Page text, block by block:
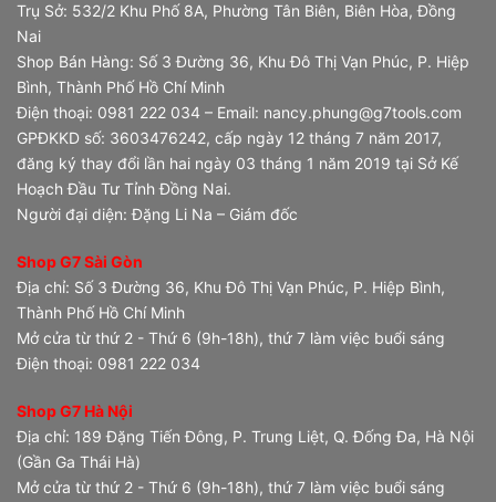
Trụ Sở: 532/2 Khu Phố 8A, Phường Tân Biên, Biên Hòa, Đồng
Nai
Shop Bán Hàng: Số 3 Đường 36, Khu Đô Thị Vạn Phúc, P. Hiệp
Bình, Thành Phố Hồ Chí Minh
Điện thoại: 0981 222 034 – Email: nancy.phung@g7tools.com
GPĐKKD số: 3603476242, cấp ngày 12 tháng 7 năm 2017,
đăng ký thay đổi lần hai ngày 03 tháng 1 năm 2019 tại Sở Kế
Hoạch Đầu Tư Tỉnh Đồng Nai.
Người đại diện: Đặng Li Na – Giám đốc
Shop G7 Sài Gòn
Địa chỉ: Số 3 Đường 36, Khu Đô Thị Vạn Phúc, P. Hiệp Bình,
Thành Phố Hồ Chí Minh
Mở cửa từ thứ 2 - Thứ 6 (9h-18h), thứ 7 làm việc buổi sáng
Điện thoại: 0981 222 034
Shop G7 Hà Nội
Địa chỉ: 189 Đặng Tiến Đông, P. Trung Liệt, Q. Đống Đa, Hà Nội
(Gần Ga Thái Hà)
Mở cửa từ thứ 2 - Thứ 6 (9h-18h), thứ 7 làm việc buổi sáng